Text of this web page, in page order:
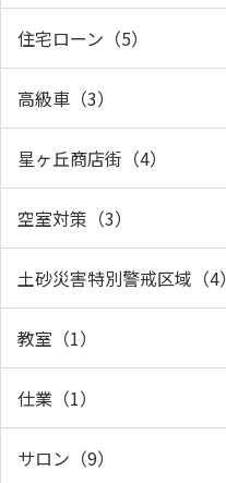
住宅ローン（5）
高級車（3）
星ヶ丘商店街（4）
空室対策（3）
土砂災害特別警戒区域（4）
教室（1）
仕業（1）
サロン（9）